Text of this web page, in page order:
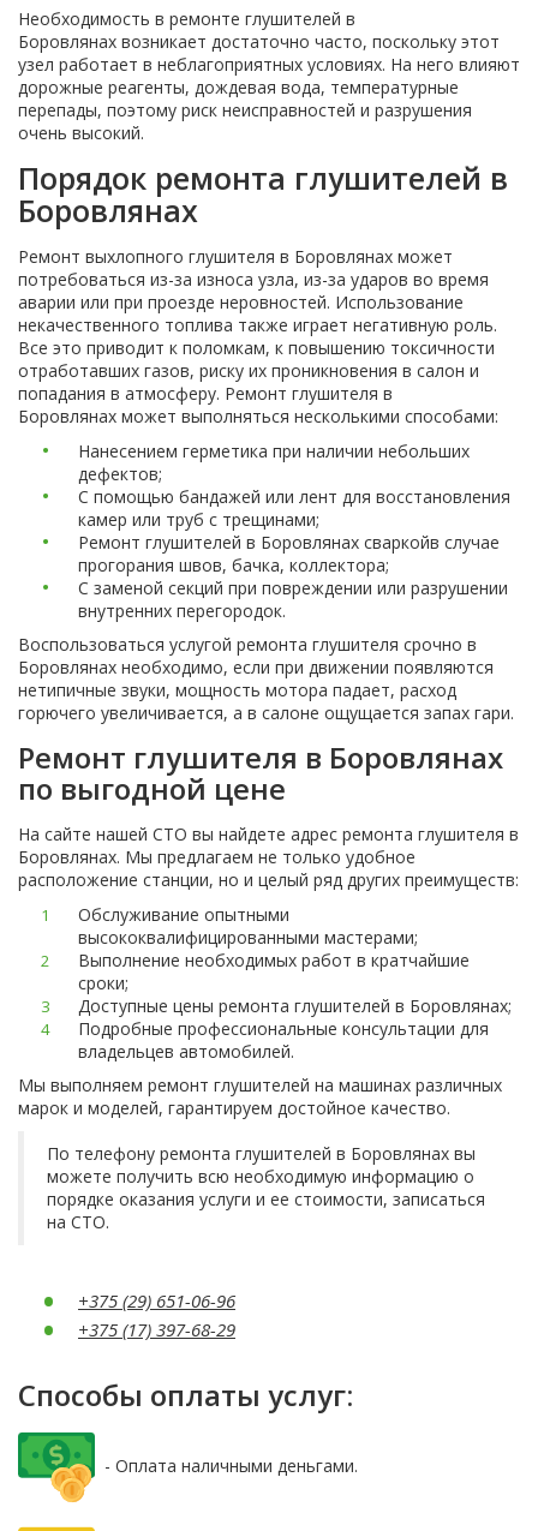
Необходимость в ремонте глушителей в
Боровлянах возникает достаточно часто, поскольку этот
узел работает в неблагоприятных условиях. На него влияют
дорожные реагенты, дождевая вода, температурные
перепады, поэтому риск неисправностей и разрушения
очень высокий.
Порядок ремонта глушителей в
Боровлянах
Ремонт выхлопного глушителя в Боровлянах может
потребоваться из-за износа узла, из-за ударов во время
аварии или при проезде неровностей. Использование
некачественного топлива также играет негативную роль.
Все это приводит к поломкам, к повышению токсичности
отработавших газов, риску их проникновения в салон и
попадания в атмосферу. Ремонт глушителя в
Боровлянах может выполняться несколькими способами:
Нанесением герметика при наличии небольших
дефектов;
С помощью бандажей или лент для восстановления
камер или труб с трещинами;
Ремонт глушителей в Боровлянах сваркойв случае
прогорания швов, бачка, коллектора;
С заменой секций при повреждении или разрушении
внутренних перегородок.
Воспользоваться услугой ремонта глушителя срочно в
Боровлянах необходимо, если при движении появляются
нетипичные звуки, мощность мотора падает, расход
горючего увеличивается, а в салоне ощущается запах гари.
Ремонт глушителя в Боровлянах
по выгодной цене
На сайте нашей СТО вы найдете адрес ремонта глушителя в
Боровлянах. Мы предлагаем не только удобное
расположение станции, но и целый ряд других преимуществ:
Обслуживание опытными
высококвалифицированными мастерами;
Выполнение необходимых работ в кратчайшие
сроки;
Доступные цены ремонта глушителей в Боровлянах;
Подробные профессиональные консультации для
владельцев автомобилей.
Мы выполняем ремонт глушителей на машинах различных
марок и моделей, гарантируем достойное качество.
По телефону ремонта глушителей в Боровлянах вы
можете получить всю необходимую информацию о
порядке оказания услуги и ее стоимости, записаться
на СТО.
+375 (29) 651-06-96
+375 (17) 397-68-29
Способы оплаты услуг:
- Оплата наличными деньгами.